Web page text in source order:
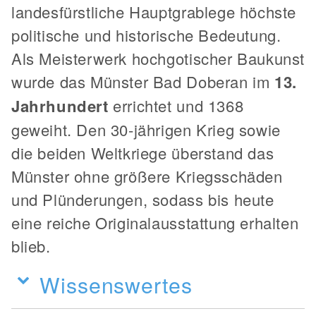
landesfürstliche Hauptgrablege höchste
politische und historische Bedeutung.
Als Meisterwerk hochgotischer Baukunst
wurde das Münster Bad Doberan im 13.
Jahrhundert errichtet und 1368
geweiht. Den 30-jährigen Krieg sowie
die beiden Weltkriege überstand das
Münster ohne größere Kriegsschäden
und Plünderungen, sodass bis heute
eine reiche Originalausstattung erhalten
blieb.
Wissenswertes